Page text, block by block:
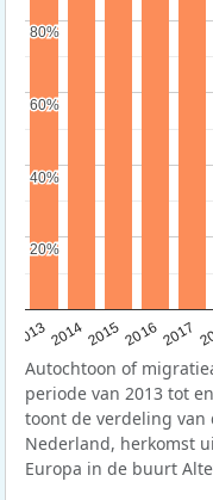
20132014201520162017
20%
20%
40%
40%
60%
60%
80%
80%
Autochtoon of
periode van 2013 tot
toont de verdeling
Nederland, herkomst
Europa in de buurt